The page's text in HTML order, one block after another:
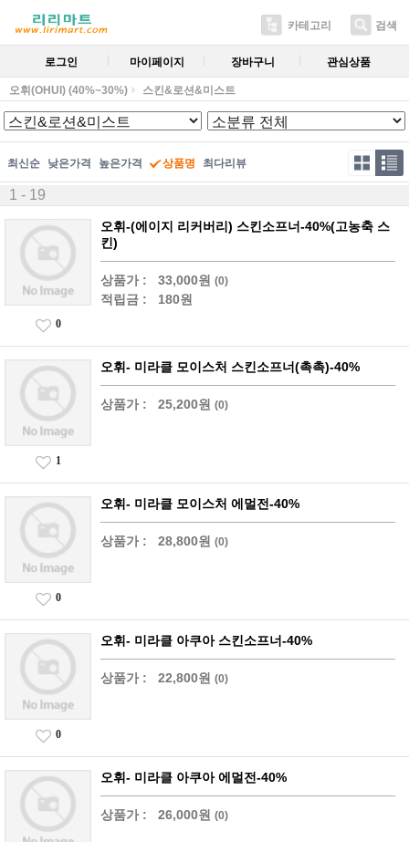
카테고리 검색
로그인 마이페이지 장바구니 관심상품
오휘(OHUI) (40%~30%) 스킨&로션&미스트
최신순 낮은가격 높은가격 상품명 최다리뷰
1 - 19
오휘-(에이지 리커버리) 스킨소프너-40%(고농축 스
킨)
상품가 : 33,000원 (0)
적립금 : 180원
0
오휘- 미라클 모이스처 스킨소프너(촉촉)-40%
상품가 : 25,200원 (0)
1
오휘- 미라클 모이스처 에멀전-40%
상품가 : 28,800원 (0)
0
오휘- 미라클 아쿠아 스킨소프너-40%
상품가 : 22,800원 (0)
0
오휘- 미라클 아쿠아 에멀전-40%
상품가 : 26,000원 (0)